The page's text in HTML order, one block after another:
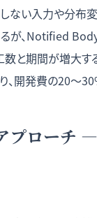
しない入力や分布
が、Notified
と期間が増大す
開発費の20〜
プローチ